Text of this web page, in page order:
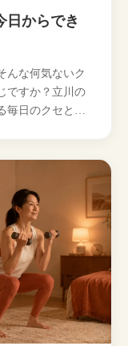
日からでき
んな何気ないク
ですか？立川の
毎日のクセと、